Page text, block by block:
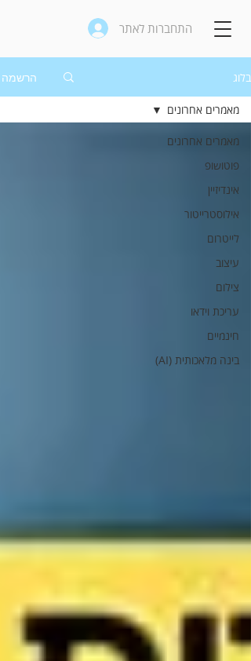
התחברות לאתר
בלוג הרשמה
מאמרים אחרונים
פוטושופ
אינדיזיין
אילוסטרייטור
לייטרום
עיצוב
צילום
עריכת וידאו
חינמיים
בינה מלאכותית (AI)
מאמרים אחרונים